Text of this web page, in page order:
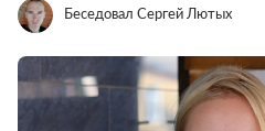
Беседовал Сергей Лютых